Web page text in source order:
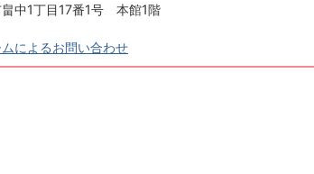
畠中1丁目17番1号 本館1階
ムによるお問い合わせ